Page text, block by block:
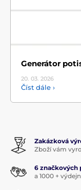
Generátor
20. 03. 2026
Číst dále ›
Zakázková
Zboží vám
6 značkových
a 1000 +